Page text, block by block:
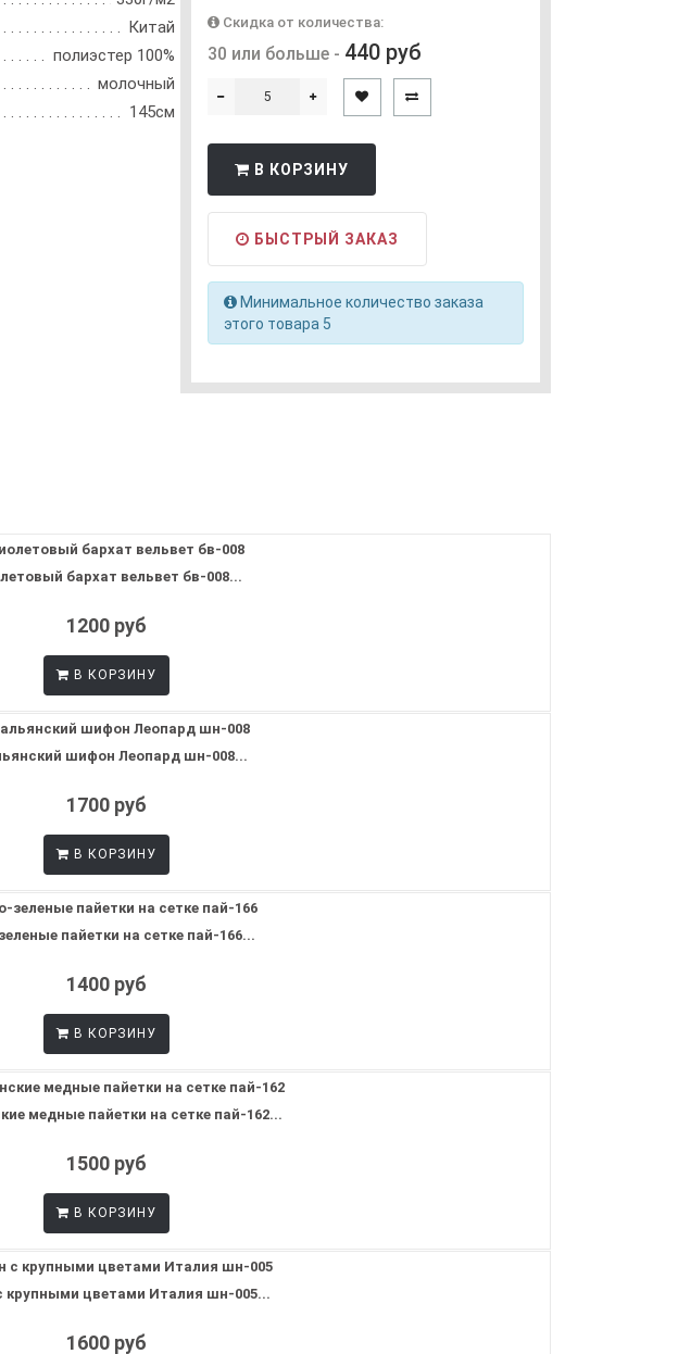
Китай
полиэстер 100%
молочный
145см
Скидка от количества:
30 или больше - 440 руб
В КОРЗИНУ
БЫСТРЫЙ ЗАКАЗ
Минимальное количество заказа
этого товара 5
бархат вельвет бв-008...
1200 руб
В КОРЗИНУ
шифон Леопард шн-008...
1700 руб
В КОРЗИНУ
пайетки на сетке пай-166...
1400 руб
В КОРЗИНУ
медные пайетки на сетке пай-162...
1500 руб
В КОРЗИНУ
крупными цветами Италия шн-005...
1600 руб